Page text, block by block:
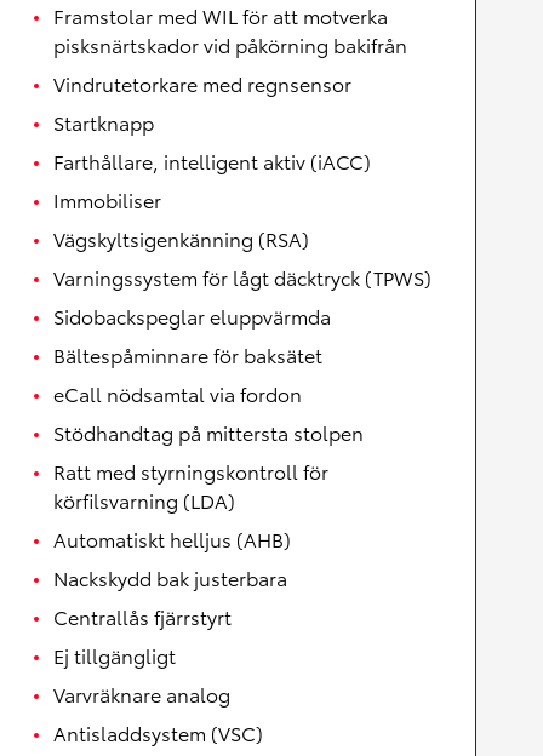
Framstolar med WIL för att motverka
pisksnärtskador vid påkörning bakifrån
Vindrutetorkare med regnsensor
Startknapp
Farthållare, intelligent aktiv (iACC)
Immobiliser
Vägskyltsigenkänning (RSA)
Varningssystem för lågt däcktryck (TPWS)
Sidobackspeglar eluppvärmda
Bältespåminnare för baksätet
eCall nödsamtal via fordon
Stödhandtag på mittersta stolpen
Ratt med styrningskontroll för
körfilsvarning (LDA)
Automatiskt helljus (AHB)
Nackskydd bak justerbara
Centrallås fjärrstyrt
Ej tillgängligt
Varvräknare analog
Antisladdsystem (VSC)